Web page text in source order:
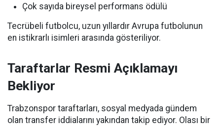
Çok sayıda bireysel performans ödülü
Tecrübeli futbolcu, uzun yıllardır Avrupa futbolunun
en istikrarlı isimleri arasında gösteriliyor.
Taraftarlar Resmi Açıklamayı
Bekliyor
Trabzonspor taraftarları, sosyal medyada gündem
olan transfer iddialarını yakından takip ediyor. Olası bir